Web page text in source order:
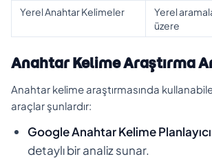
Yerel Anahtar Kelimeler
Yerel
üzere
Anahtar Kelime Araştırma
Anahtar kelime araştırmasında
araçlar şunlardır:
Google Anahtar Kelime
detaylı bir analiz sunar.